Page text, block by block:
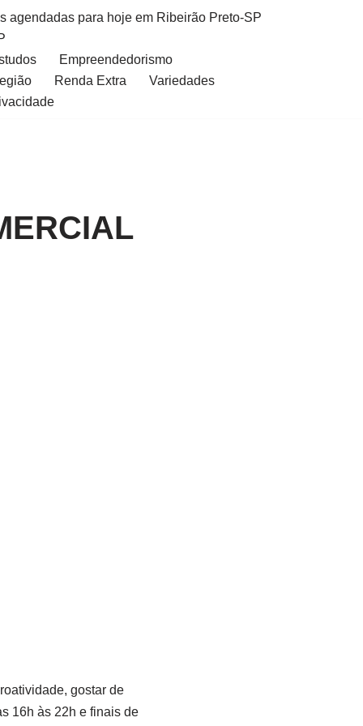
agendadas para hoje em Ribeirão Preto-SP
Empreendedorismo
Renda Extra
Variedades
gostar de
16h às 22h e finais de